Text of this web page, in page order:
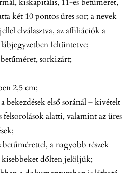
két 10 pontos üres sor; a nevek
elválasztva, az affiliációk a
feltüntetve;
sorkizárt;
2,5 cm;
bekezdések első soránál – kivételt
felsorolások alatti, valamint az üres
a nagyobb részek
dőlten jelöljük;